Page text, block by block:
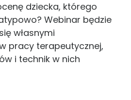
dziecka, którego
Webinar będzie
własnymi
pracy terapeutycznej,
i technik w nich